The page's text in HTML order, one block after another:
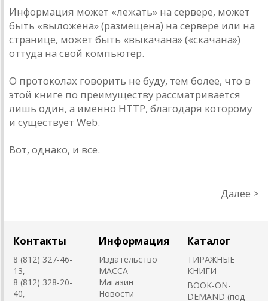
Информация может «лежать» на сервере, может
быть «выложена» (размещена) на сервере или на
странице, может быть «выкачана» («скачана»)
оттуда на свой компьютер.
О протоколах говорить не буду, тем более, что в
этой книге по преимуществу рассматривается
лишь один, а именно HTTP, благодаря которому
и существует Web.
Вот, однако, и все.
Далее >
Контакты
8 (812) 327-46-
13,
8 (812) 328-20-
40,
Информация
Издательство
MACCA
Магазин
Новости
Каталог
ТИРАЖНЫЕ
КНИГИ
BOOK-ON-
DEMAND (под